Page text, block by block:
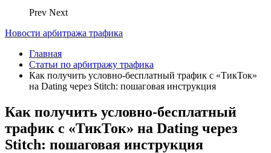
Prev Next
Новости арбитража трафика
Главная
Статьи по арбитражу трафика
Как получить условно-бесплатный трафик с «ТикТок»
на Dating через Stitch: пошаговая инструкция
Как получить условно-бесплатный
трафик с «ТикТок» на Dating через
Stitch: пошаговая инструкция